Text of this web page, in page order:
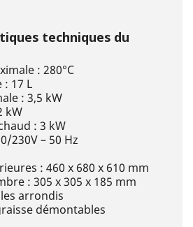
techniques du
: 280°C
17 L
: 3,5 kW
kW
: 3 kW
230V – 50 Hz
: 460 x 680 x 610 mm
: 305 x 305 x 185 mm
arrondis
démontables